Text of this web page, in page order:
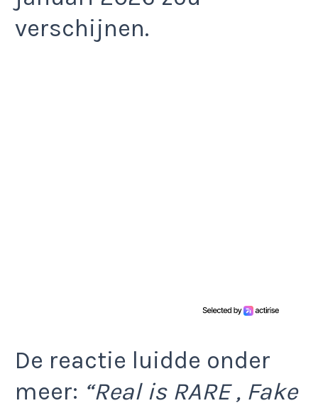
verschijnen.
De reactie luidde onder
meer: “Real is RARE , Fake